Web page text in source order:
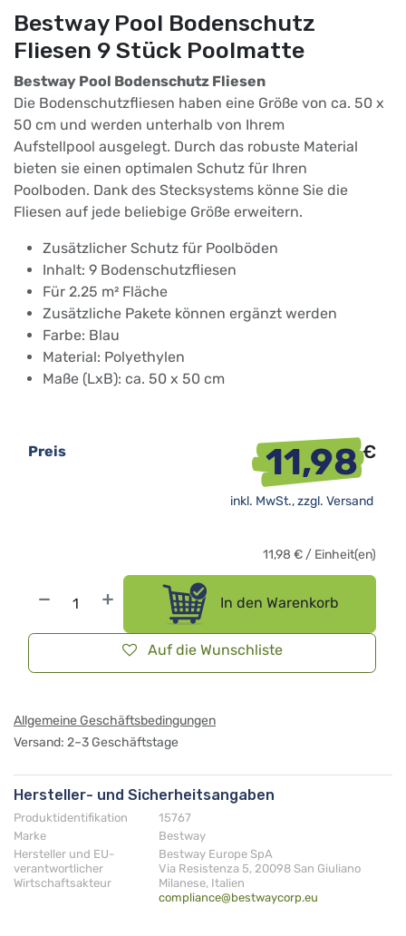
Bestway Pool Bodenschutz
Fliesen 9 Stück Poolmatte
Bestway Pool Bodenschutz Fliesen
Die Bodenschutzfliesen haben eine Größe von ca. 50 x
50 cm und werden unterhalb von Ihrem
Aufstellpool ausgelegt. Durch das robuste Material
bieten sie einen optimalen Schutz für Ihren
Poolboden. Dank des Stecksystems könne Sie die
Fliesen auf jede beliebige Größe erweitern.
Zusätzlicher Schutz für Poolböden
Inhalt: 9 Bodenschutzfliesen
Für 2.25 m² Fläche
Zusätzliche Pakete können ergänzt werden
Farbe: Blau
Material: Polyethylen
Maße (LxB): ca. 50 x 50 cm
In den Warenkorb
Auf die Wunschliste
Preis 11,98€
inkl. MwSt., zzgl. Versand
11,98 € / Einheit(en)
Allgemeine Geschäftsbedingungen
Versand: 2–3 Geschäftstage
Hersteller- und Sicherheitsangaben
Produktidentifikation
15767
Marke
Bestway
Hersteller und EU-
verantwortlicher
Wirtschaftsakteur
Bestway Europe SpA
Via Resistenza 5, 20098 San Giuliano
Milanese, Italien
compliance@bestwaycorp.eu